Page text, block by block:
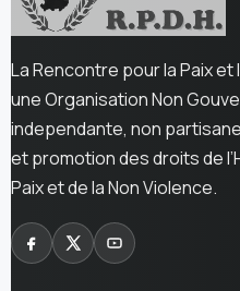
La Rencontre pour la Paix et
une Organisation Non
independante, non
et promotion des droits de
Paix et de la Non Violence.